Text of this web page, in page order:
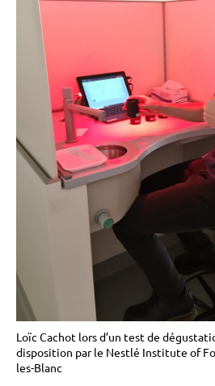
Loïc Cachot lors d’un test de
disposition par le Nestlé Institute of
les-Blanc